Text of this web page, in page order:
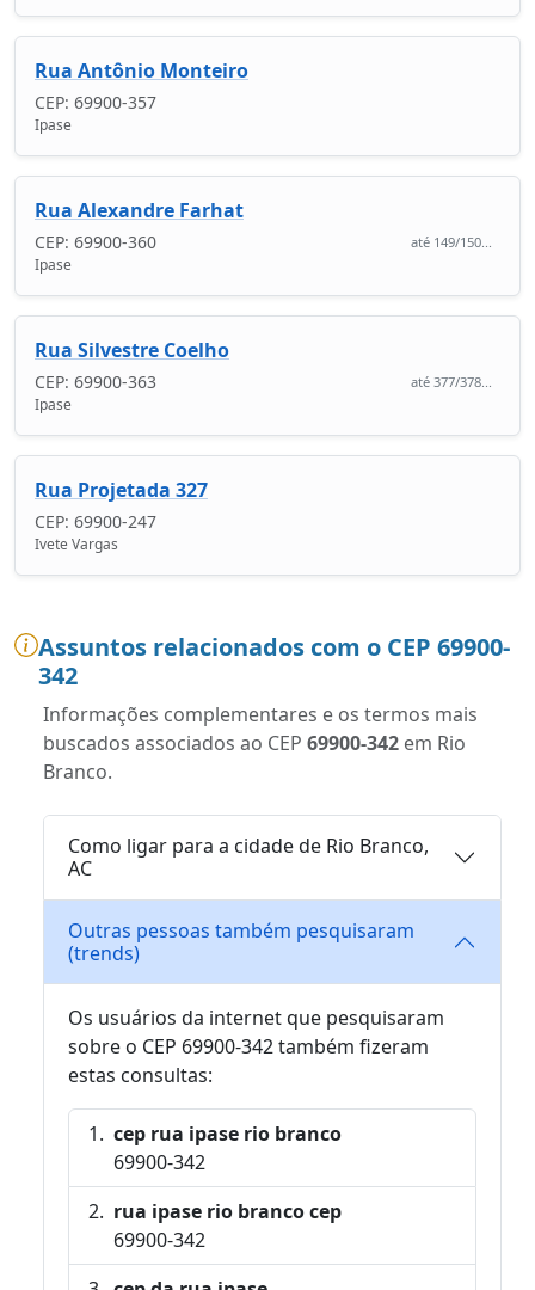
Rua Antônio Monteiro
CEP: 69900-357
Ipase
Rua Alexandre Farhat
CEP: 69900-360 até 149/150...
Ipase
Rua Silvestre Coelho
CEP: 69900-363 até 377/378...
Ipase
Rua Projetada 327
CEP: 69900-247
Ivete Vargas
Assuntos relacionados com o CEP 69900-
342
Informações complementares e os termos mais
buscados associados ao CEP 69900-342 em Rio
Branco.
Como ligar para a cidade de Rio Branco,
AC
Outras pessoas também pesquisaram
(trends)
Os usuários da internet que pesquisaram
sobre o CEP 69900-342 também fizeram
estas consultas:
cep rua ipase rio branco
69900-342
rua ipase rio branco cep
69900-342